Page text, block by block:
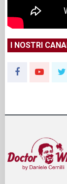
I NOSTRI